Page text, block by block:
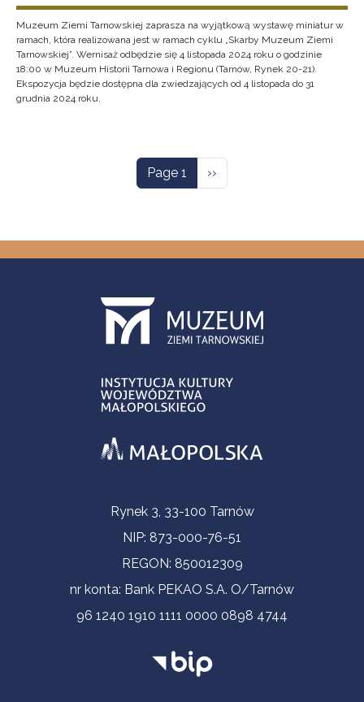
Muzeum Ziemi Tarnowskiej zaprasza na wyjątkową wystawę miniatur w
ramach, która realizowana jest w ramach cyklu „Skarby Muzeum Ziemi
Tarnowskiej”. Wernisaż odbędzie się 4 listopada 2024 roku o godzinie
18:00 w Muzeum Historii Tarnowa i Regionu (Tarnów, Rynek 20-21).
Ekspozycja będzie dostępna dla zwiedzających od 4 listopada do 31
grudnia 2024 roku.
Page 1 Next page
››
Contact InformationRynek 3, 33-100 Tarnów
NIP: 873-000-76-51
REGON: 850012309
nr konta: Bank PEKAO S.A. O/Tarnów
96 1240 1910 1111 0000 0898 4744